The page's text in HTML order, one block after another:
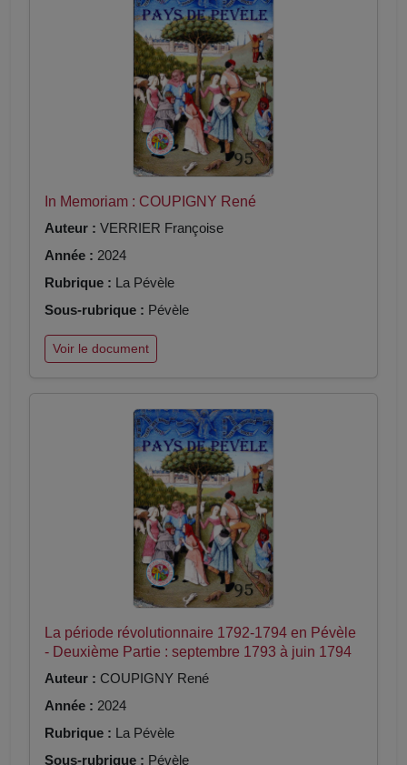
In Memoriam : COUPIGNY René
Auteur : VERRIER Françoise
Année : 2024
Rubrique : La Pévèle
Sous-rubrique : Pévèle
Voir le document
La période révolutionnaire 1792-1794 en Pévèle
- Deuxième Partie : septembre 1793 à juin 1794
Auteur : COUPIGNY René
Année : 2024
Rubrique : La Pévèle
Sous-rubrique : Pévèle